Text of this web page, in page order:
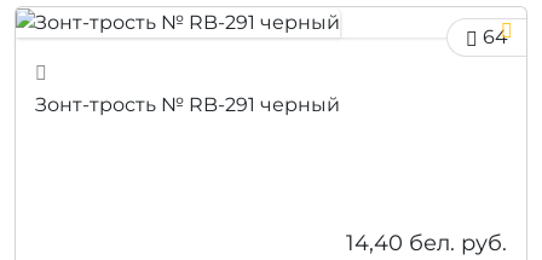
64
Зонт-трость № RB-291 черный
14,40 бел. руб.